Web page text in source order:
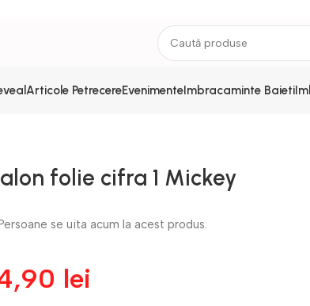
Articole PetrecereEvenimenteImbracaminte Baieti
folie cifra 1 Mickey
se uita acum la acest produs.
lei